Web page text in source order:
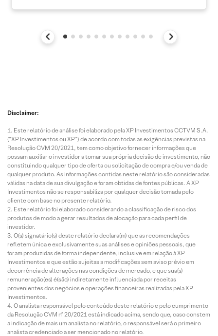
Disclaimer:
Este relatório de análise foi elaborado pela XP Investimentos CCTVM S.A.
(“XP Investimentos ou XP”) de acordo com todas as exigências previstas na
Resolução CVM 20/2021, tem como objetivo fornecer informações que
possam auxiliar o investidor a tomar sua própria decisão de investimento, não
constituindo qualquer tipo de oferta ou solicitação de compra e/ou venda de
qualquer produto. As informações contidas neste relatório são consideradas
válidas na data de sua divulgação e foram obtidas de fontes públicas. A XP
Investimentos não se responsabiliza por qualquer decisão tomada pelo
cliente com base no presente relatório.
Este relatório foi elaborado considerando a classificação de risco dos
produtos de modo a gerar resultados de alocação para cada perfil de
investidor.
O(s) signatário(s) deste relatório declara(m) que as recomendações
refletem única e exclusivamente suas análises e opiniões pessoais, que
foram produzidas de forma independente, inclusive em relação à XP
Investimentos e que estão sujeitas a modificações sem aviso prévio em
decorrência de alterações nas condições de mercado, e que sua(s)
remuneração(es) é(são) indiretamente influenciada por receitas
provenientes dos negócios e operações financeiras realizadas pela XP
Investimentos.
O analista responsável pelo conteúdo deste relatório e pelo cumprimento
da Resolução CVM nº 20/2021 está indicado acima, sendo que, caso constem
a indicação de mais um analista no relatório, o responsável será o primeiro
analista credenciado a ser mencionado no relatório.